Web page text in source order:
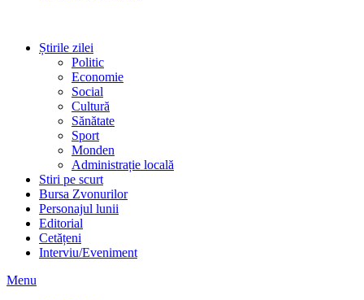
Știrile zilei
Politic
Economie
Social
Cultură
Sănătate
Sport
Monden
Administrație locală
Stiri pe scurt
Bursa Zvonurilor
Personajul lunii
Editorial
Cetățeni
Interviu/Eveniment
Menu